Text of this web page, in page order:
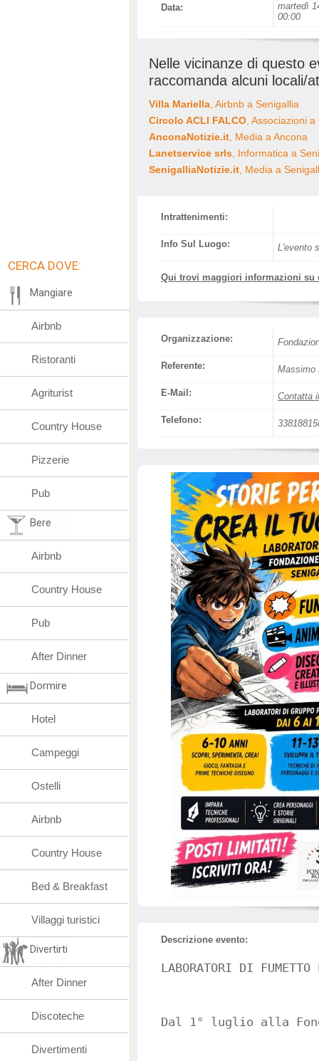
Data:
martedì
00:00
Nelle vicinanze di questo
raccomanda alcuni locali/
Villa Mariella , Airbnb a Senigallia
Circolo ACLI FALCO , Associazioni
AnconaNotizie.it , Media a Ancona
Lanetservice srls , Informatica a
SenigalliaNotizie.it , Media a
Intrattenimenti:
Info Sul Luogo: L'evento
Qui trovi maggiori informazioni su
Organizzazione:
Referente: Massimo
E-Mail: Contatta
Telefono:
Descrizione evento:
LABORATORI DI
Dal 1° luglio alla
CERCA DOVE:
Mangiare
Airbnb
Ristoranti
Agriturist
Country House
Pizzerie
Pub
Bere
Airbnb
Country House
Pub
After Dinner
Dormire
Hotel
Campeggi
Ostelli
Airbnb
Country House
Bed & Breakfast
Villaggi turistici
Divertirti
After Dinner
Discoteche
Divertimenti